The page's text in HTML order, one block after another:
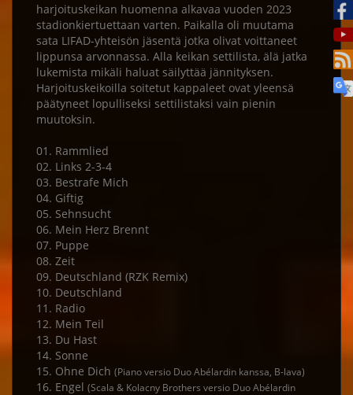
harjoituskeikan huomenna alkavaa vuoden 2023
stadionkiertuettaan varten. Paikalla oli muutama
sata LIFAD-yhteisön jäsentä jotka olivat voittaneet
lippunsa arvonnassa. Alla keikan settilista, älä jatka
lukemista mikäli haluat säilyttää jännityksen.
Harjoituskeikoilla soitetut kappaleet ovat yleensä
päätyneet lopulliseksi settilistaksi vain pienin
muutoksin.
01. Rammlied
02. Links 2-3-4
03. Bestrafe Mich
04. Giftig
05. Sehnsucht
06. Mein Herz Brennt
07. Puppe
08. Zeit
09. Deutschland (RZK Remix)
10. Deutschland
11. Radio
12. Mein Teil
13. Du Hast
14. Sonne
15. Ohne Dich (Piano versio Duo Abélardin kanssa, B-lava)
16. Engel (Scala & Kolacny Brothers versio Duo Abélardin